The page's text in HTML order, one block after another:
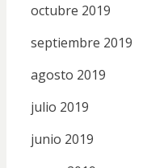
octubre 2019
septiembre 2019
agosto 2019
julio 2019
junio 2019